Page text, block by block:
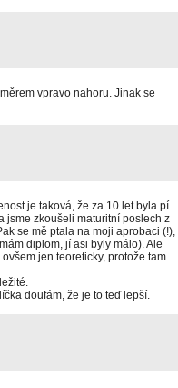
vpravo nahoru. Jinak se
je taková, že za 10 let byla pí
jsme zkoušeli maturitní poslech z
se mě ptala na moji aprobaci (!),
diplom, jí asi byly málo). Ale
jen teoreticky, protože tam
doufám, že je to teď lepší.